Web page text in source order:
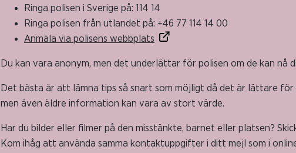
Ringa polisen i Sverige på: 114 14
Ringa polisen från utlandet på: +46 77 114 14 00
Anmäla via polisens webbplats
Du kan vara anonym, men det underlättar för polisen om de kan
Det bästa är att lämna tips så snart som möjligt då det är lättare
men även äldre information kan vara av stort värde.
Har du bilder eller filmer på den misstänkte, barnet eller platsen?
Kom ihåg att använda samma kontaktuppgifter i ditt mejl som i